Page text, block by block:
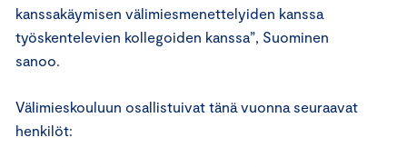
kanssakäymisen välimiesmenettelyiden kanssa
työskentelevien kollegoiden kanssa”, Suominen
sanoo.
Välimieskouluun osallistuivat tänä vuonna seuraavat
henkilöt: